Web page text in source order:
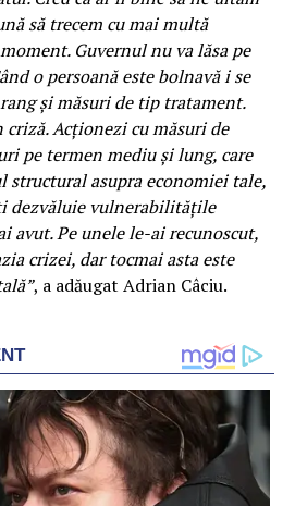
să trecem cu mai multă
Guvernul nu va lăsa pe
o persoană este bolnavă i se
şi măsuri de tip tratament.
criză. Acţionezi cu măsuri de
pe termen mediu şi lung, care
asupra economiei tale,
dezvăluie vulnerabilităţile
avut. Pe unele le-ai recunoscut,
crizei, dar tocmai asta este
, a adăugat Adrian Câciu.